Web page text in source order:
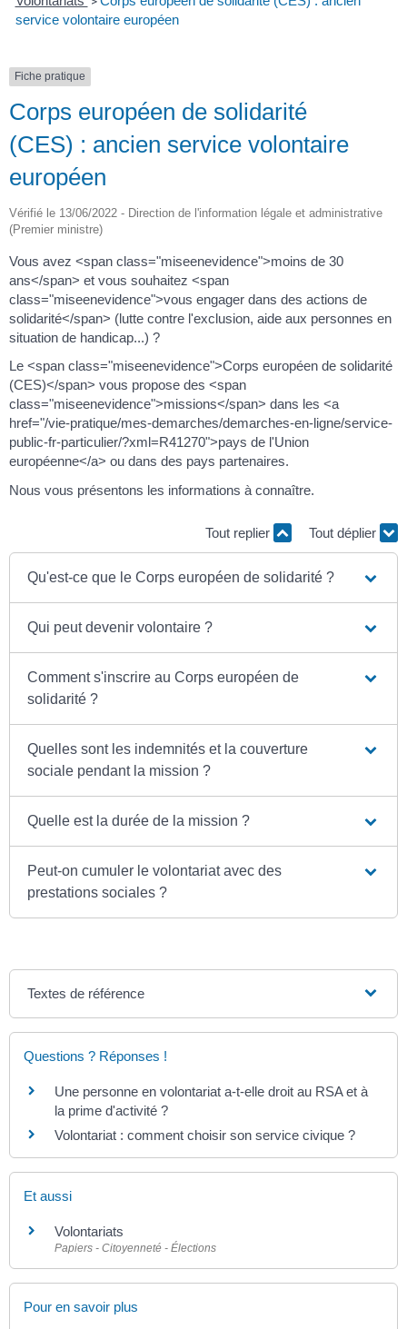
service volontaire européen
Fiche pratique
Corps européen de solidarité
(CES) : ancien service volontaire
européen
Vérifié le 13/06/2022 - Direction de l'information légale et administrative
(Premier ministre)
Vous avez <span class="miseenevidence">moins de 30
ans</span> et vous souhaitez <span
class="miseenevidence">vous engager dans des actions de
solidarité</span> (lutte contre l'exclusion, aide aux personnes en
situation de handicap...) ?
Le <span class="miseenevidence">Corps européen de solidarité
(CES)</span> vous propose des <span
class="miseenevidence">missions</span> dans les <a
href="/vie-pratique/mes-demarches/demarches-en-ligne/service-
public-fr-particulier/?xml=R41270">pays de l'Union
européenne</a> ou dans des pays partenaires.
Nous vous présentons les informations à connaître.
Tout replier Tout déplier
Qu'est-ce que le Corps européen de solidarité ?
Qui peut devenir volontaire ?
Comment s'inscrire au Corps européen de
solidarité ?
Quelles sont les indemnités et la couverture
sociale pendant la mission ?
Quelle est la durée de la mission ?
Peut-on cumuler le volontariat avec des
prestations sociales ?
Textes de référence
Questions ? Réponses !
Une personne en volontariat a-t-elle droit au RSA et à
la prime d'activité ?
Volontariat : comment choisir son service civique ?
Et aussi
Volontariats
Papiers - Citoyenneté - Élections
Pour en savoir plus